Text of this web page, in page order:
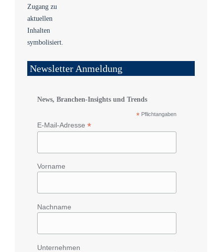
Newsletter Anmeldung
News, Branchen-Insights und Trends
* Pflichtangaben
E-Mail-Adresse *
Vorname
Nachname
Unternehmen